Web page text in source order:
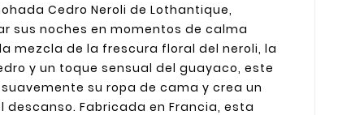
Cedro Neroli de Lothantique,
sus noches en momentos de calma
mezcla de la frescura floral del neroli, la
y un toque sensual del guayaco, este
su ropa de cama y crea un
Fabricada en Francia, esta